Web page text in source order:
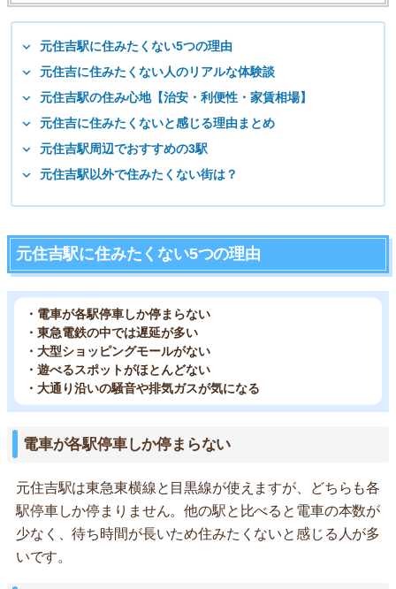
元住吉駅に住みたくない5つの理由
元住吉に住みたくない人のリアルな体験談
元住吉駅の住み心地【治安・利便性・家賃相場】
元住吉に住みたくないと感じる理由まとめ
元住吉駅周辺でおすすめの3駅
元住吉駅以外で住みたくない街は？
元住吉駅に住みたくない5つの理由
・電車が各駅停車しか停まらない
・東急電鉄の中では遅延が多い
・大型ショッピングモールがない
・遊べるスポットがほとんどない
・大通り沿いの騒音や排気ガスが気になる
電車が各駅停車しか停まらない
元住吉駅は東急東横線と目黒線が使えますが、どちらも各
駅停車しか停まりません。他の駅と比べると電車の本数が
少なく、待ち時間が長いため住みたくないと感じる人が多
いです。